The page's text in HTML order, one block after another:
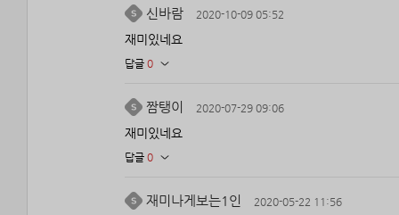
신바람 2020-10-09 05:52
재미있네요
답글 0
짬탱이 2020-07-29 09:06
재미있네요
답글 0
재미나게보는1인 2020-05-22 11:56